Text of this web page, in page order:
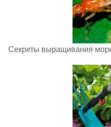
Секреты выращивания